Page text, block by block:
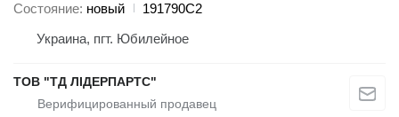
Состояние новый
191790C2
Украина, пгт. Юбилейное
ТОВ "ТД ЛІДЕРПАРТС"